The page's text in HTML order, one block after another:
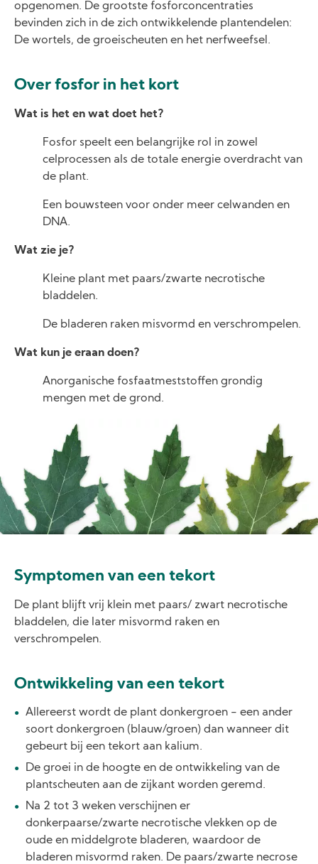
opgenomen. De grootste fosforconcentraties
bevinden zich in de zich ontwikkelende plantendelen:
De wortels, de groeischeuten en het nerfweefsel.
Over fosfor in het kort
Wat is het en wat doet het?
Fosfor speelt een belangrijke rol in zowel
celprocessen als de totale energie overdracht van
de plant.
Een bouwsteen voor onder meer celwanden en
DNA.
Wat zie je?
Kleine plant met paars/zwarte necrotische
bladdelen.
De bladeren raken misvormd en verschrompelen.
Wat kun je eraan doen?
Anorganische fosfaatmeststoffen grondig
mengen met de grond.
Symptomen van een tekort
De plant blijft vrij klein met paars/ zwart necrotische
bladdelen, die later misvormd raken en
verschrompelen.
Ontwikkeling van een tekort
Allereerst wordt de plant donkergroen - een ander
soort donkergroen (blauw/groen) dan wanneer dit
gebeurt bij een tekort aan kalium.
De groei in de hoogte en de ontwikkeling van de
plantscheuten aan de zijkant worden geremd.
Na 2 tot 3 weken verschijnen er
donkerpaarse/zwarte necrotische vlekken op de
oude en middelgrote bladeren, waardoor de
bladeren misvormd raken. De paars/zwarte necrose